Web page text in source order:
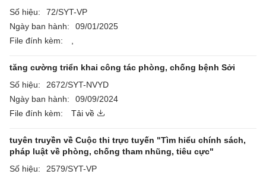
Số hiệu:
72/SYT-VP
Ngày ban hành:
09/01/2025
File đính kèm:
tăng cường triển khai công tác phòng, chống bệnh Sởi
Số hiệu:
2672/SYT-NVYD
Ngày ban hành:
09/09/2024
File đính kèm:
Tải về
tuyên truyền về Cuộc thi trực tuyến "Tìm hiểu chính sách,
pháp luật về phòng, chống tham nhũng, tiêu cực"
Số hiệu:
2579/SYT-VP